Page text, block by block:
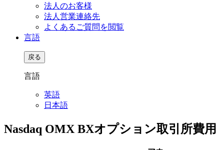
法人のお客様
法人営業連絡先
よくあるご質問を閲覧
言語
戻る
言語
英語
日本語
Nasdaq OMX BXオプション取引所費用